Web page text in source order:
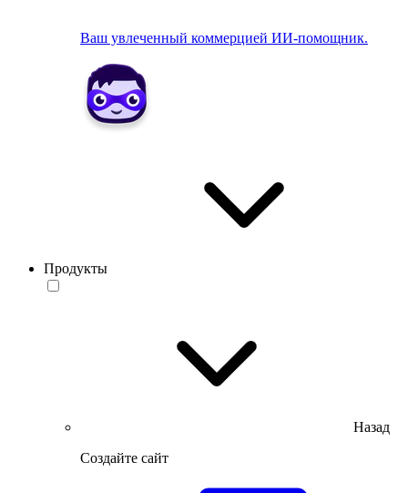
Ваш увлеченный коммерцией ИИ-помощник.
Продукты
Назад
Создайте сайт